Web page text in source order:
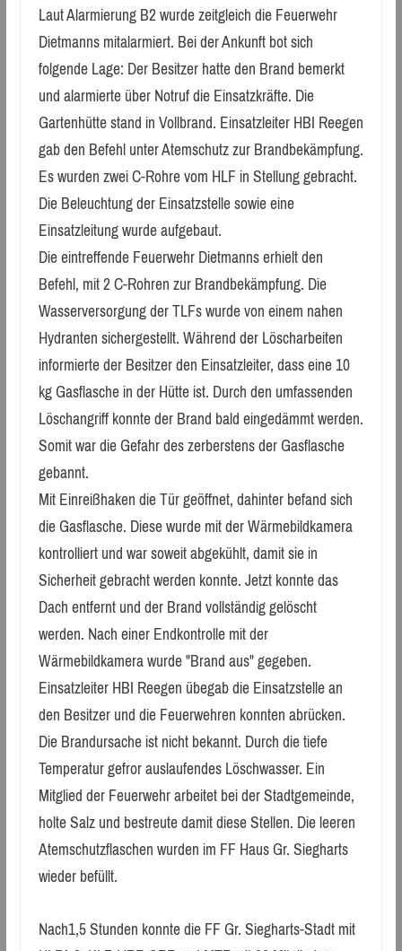
Laut Alarmierung B2 wurde zeitgleich die Feuerwehr
Dietmanns mitalarmiert. Bei der Ankunft bot sich
folgende Lage: Der Besitzer hatte den Brand bemerkt
und alarmierte über Notruf die Einsatzkräfte. Die
Gartenhütte stand in Vollbrand. Einsatzleiter HBI Reegen
gab den Befehl unter Atemschutz zur Brandbekämpfung.
Es wurden zwei C-Rohre vom HLF in Stellung gebracht.
Die Beleuchtung der Einsatzstelle sowie eine
Einsatzleitung wurde aufgebaut.
Die eintreffende Feuerwehr Dietmanns erhielt den
Befehl, mit 2 C-Rohren zur Brandbekämpfung. Die
Wasserversorgung der TLFs wurde von einem nahen
Hydranten sichergestellt. Während der Löscharbeiten
informierte der Besitzer den Einsatzleiter, dass eine 10
kg Gasflasche in der Hütte ist. Durch den umfassenden
Löschangriff konnte der Brand bald eingedämmt werden.
Somit war die Gefahr des zerberstens der Gasflasche
gebannt.
Mit Einreißhaken die Tür geöffnet, dahinter befand sich
die Gasflasche. Diese wurde mit der Wärmebildkamera
kontrolliert und war soweit abgekühlt, damit sie in
Sicherheit gebracht werden konnte. Jetzt konnte das
Dach entfernt und der Brand vollständig gelöscht
werden. Nach einer Endkontrolle mit der
Wärmebildkamera wurde "Brand aus" gegeben.
Einsatzleiter HBI Reegen übegab die Einsatzstelle an
den Besitzer und die Feuerwehren konnten abrücken.
Die Brandursache ist nicht bekannt. Durch die tiefe
Temperatur gefror auslaufendes Löschwasser. Ein
Mitglied der Feuerwehr arbeitet bei der Stadtgemeinde,
holte Salz und bestreute damit diese Stellen. Die leeren
Atemschutzflaschen wurden im FF Haus Gr. Siegharts
wieder befüllt.
Nach1,5 Stunden konnte die FF Gr. Siegharts-Stadt mit